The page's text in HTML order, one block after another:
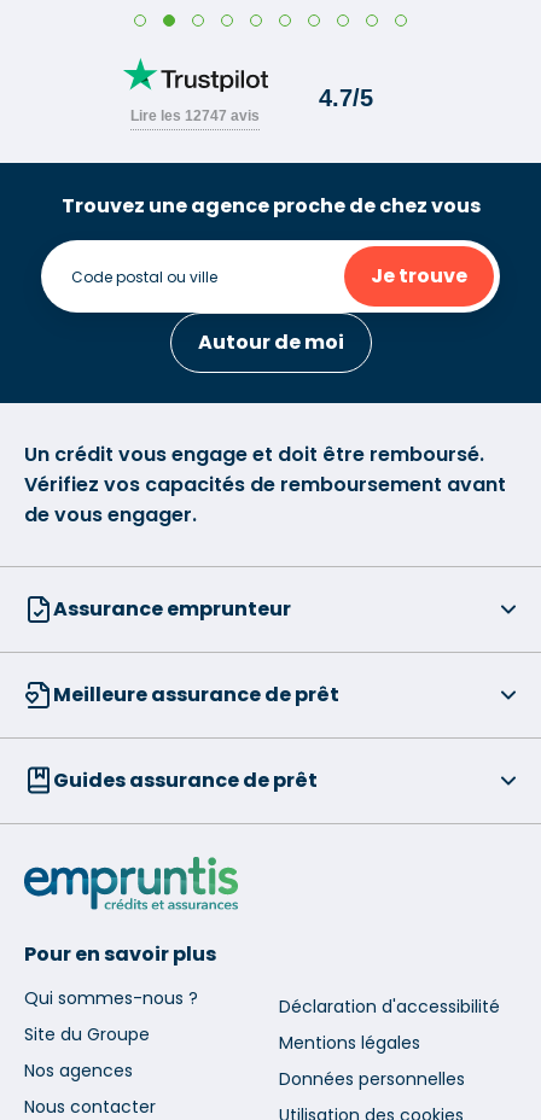
Trouvez une agence proche de chez vous
Je trouve
Autour de moi
Un crédit vous engage et doit être remboursé.
Vérifiez vos capacités de remboursement avant
de vous engager.
Assurance emprunteur
Meilleure assurance de prêt
Guides assurance de prêt
Pour en savoir plus
Qui sommes-nous ?
Site du Groupe
Nos agences
Nous contacter
Déclaration d'accessibilité
Mentions légales
Données personnelles